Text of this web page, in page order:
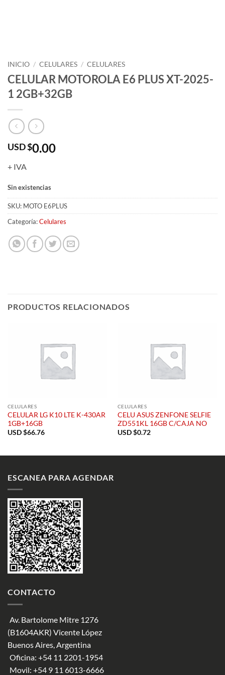
INICIO / CELULARES / CELULARES
CELULAR MOTOROLA E6 PLUS XT-2025-
1 2GB+32GB
USD $0.00
+ IVA
Sin existencias
SKU: MOTO E6PLUS
Categoría:Celulares
PRODUCTOS RELACIONADOS
CELULARES
CELULAR LG K10 LTE K-430AR
1GB+16GB
USD $66.76
CELULARES
CELU ASUS ZENFONE SELFIE
ZD551KL 16GB C/CAJA NO
USD $0.72
ESCANEA PARA AGENDAR
CONTACTO
Av. Bartolome Mitre 1276
(B1604AKR) Vicente López
Buenos Aires, Argentina
Oficina: +54 11 2201-1954
Movil: +54 9 11 6013-6666